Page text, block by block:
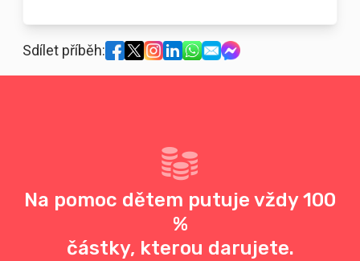
Sdílet příběh:
Na pomoc dětem putuje vždy 100
%
částky, kterou darujete.